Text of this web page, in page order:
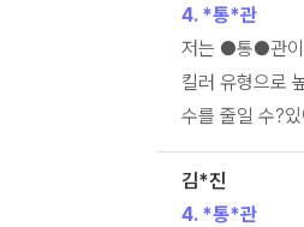
4. *통*관
저는 ●통●관이
킬러 유형으로
수를 줄일 수?
김*진
4. *통*관